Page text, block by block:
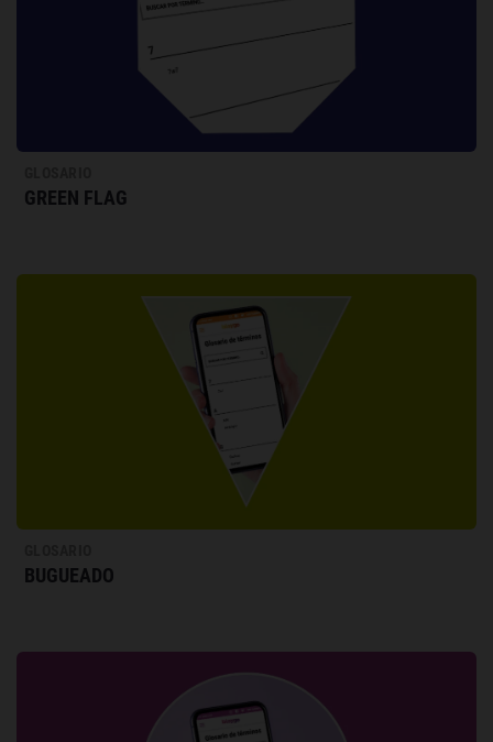
GREEN FLAG
BUGUEADO